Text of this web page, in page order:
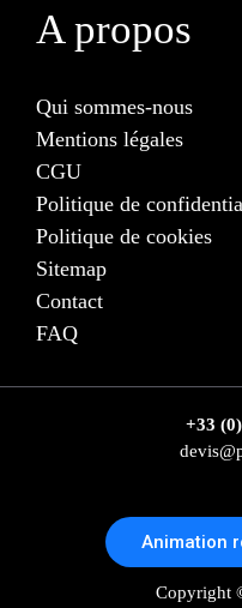
A propos
Qui sommes-nous
Mentions légales
CGU
Politique de
Politique de cookies
Sitemap
Contact
FAQ
+33
Animation
Copyright